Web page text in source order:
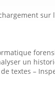
un
textes –